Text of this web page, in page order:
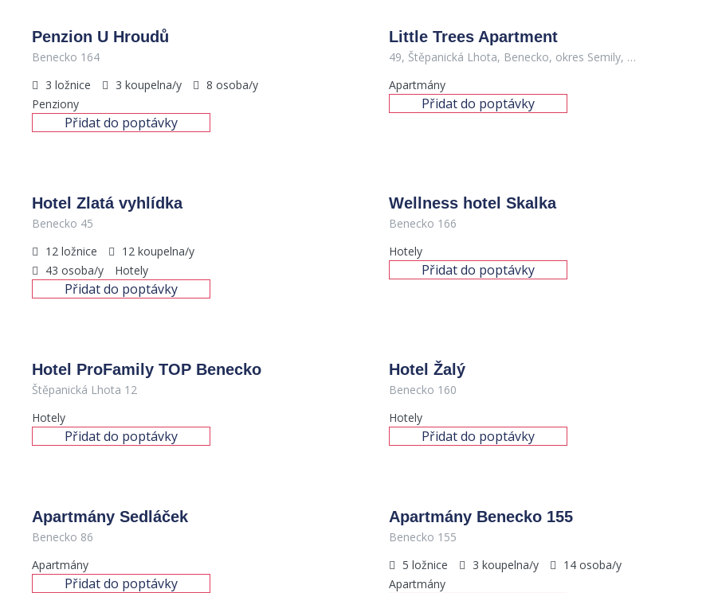
Penzion U Hroudů
Benecko 164
3 ložnice 3 koupelna/y 8 osoba/y
Penziony
Přidat do poptávky
Little Trees Apartment
49, Štěpanická Lhota, Benecko, okres Semily, Liberecký kraj, Severovýchod, 514 01, Česko
Apartmány
Přidat do poptávky
Hotel Zlatá vyhlídka
Benecko 45
12 ložnice 12 koupelna/y
43 osoba/y Hotely
Přidat do poptávky
Wellness hotel Skalka
Benecko 166
Hotely
Přidat do poptávky
Hotel ProFamily TOP Benecko
Štěpanická Lhota 12
Hotely
Přidat do poptávky
Hotel Žalý
Benecko 160
Hotely
Přidat do poptávky
Apartmány Sedláček
Benecko 86
Apartmány
Přidat do poptávky
Apartmány Benecko 155
Benecko 155
5 ložnice 3 koupelna/y 14 osoba/y
Apartmány